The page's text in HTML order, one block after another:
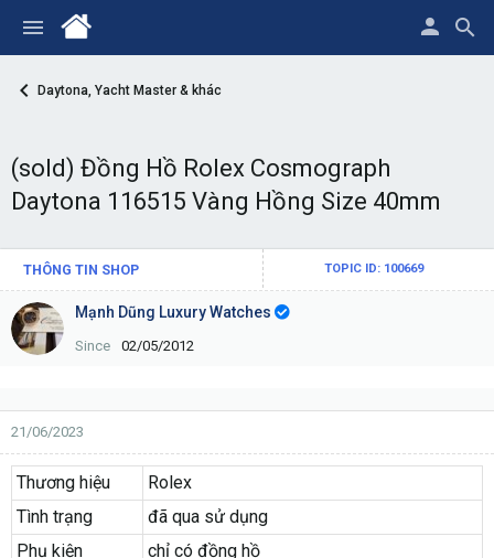
Daytona, Yacht Master & khác
(sold) Đồng Hồ Rolex Cosmograph
Daytona 116515 Vàng Hồng Size 40mm
THÔNG TIN SHOP TOPIC ID: 100669
Mạnh Dũng Luxury Watches
Since 02/05/2012
21/06/2023
Thương hiệu
Rolex
Tình trạng
đã qua sử dụng
Phụ kiện
chỉ có đồng hồ